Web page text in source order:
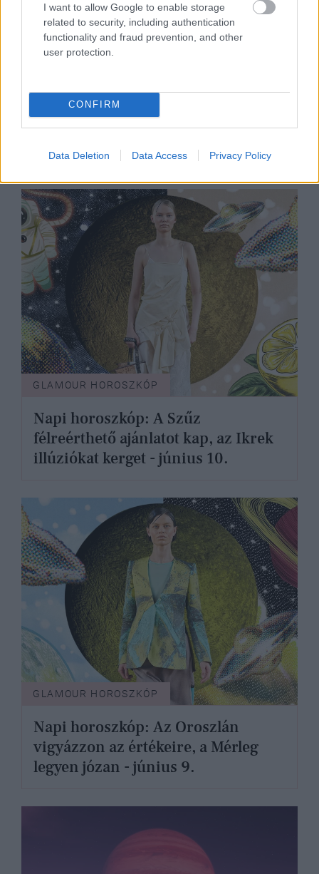
I want to allow Google to enable storage
related to security, including authentication
functionality and fraud prevention, and other
user protection.
CONFIRM
Data Deletion Data Access Privacy Policy
Napi horoszkóp: A Bikát a tenyerén
hordozzák, a Szűz jó üzletet köthet -
június 11.
GLAMOUR HOROSZKÓP
Napi horoszkóp: A Szűz
félreérthető ajánlatot kap, az Ikrek
illúziókat kerget - június 10.
GLAMOUR HOROSZKÓP
Napi horoszkóp: Az Oroszlán
vigyázzon az értékeire, a Mérleg
legyen józan - június 9.